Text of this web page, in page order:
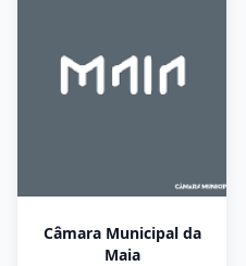
Câmara Municipal da
Maia